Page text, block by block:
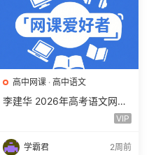
高中网课 · 高中语文
李建华 2026年高考语文网课
教程 高三语文 a+二三轮复习
VIP
学霸君 2周前